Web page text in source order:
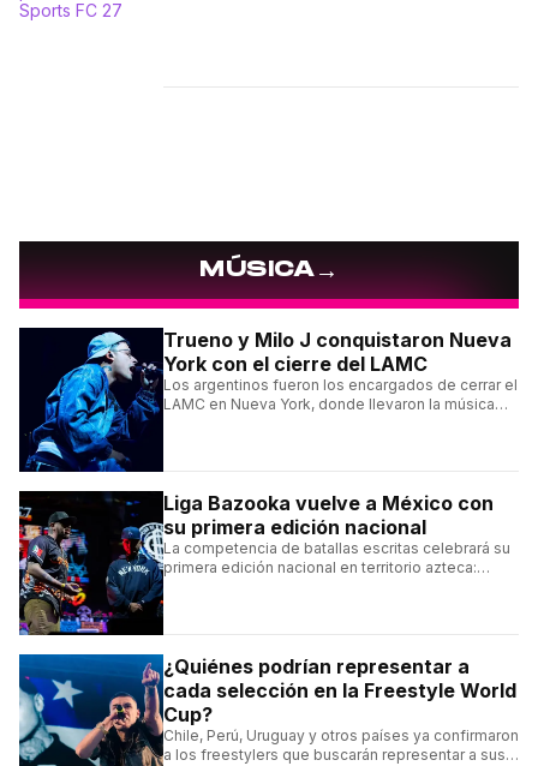
MÚSICA→
Trueno y Milo J conquistaron Nueva
York con el cierre del LAMC
Los argentinos fueron los encargados de cerrar el
LAMC en Nueva York, donde llevaron la música
Liga Bazooka vuelve a México con
su primera edición nacional
La competencia de batallas escritas celebrará su
primera edición nacional en territorio azteca:
¿Quiénes podrían representar a
cada selección en la Freestyle World
Cup?
Chile, Perú, Uruguay y otros países ya confirmaron
a los freestylers que buscarán representar a sus